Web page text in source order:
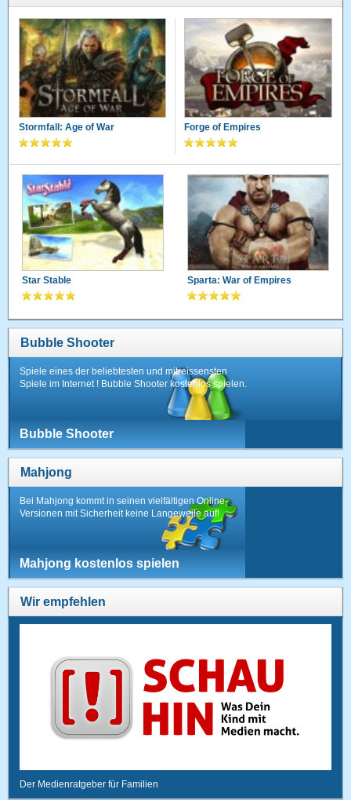
Stormfall: Age of War Forge of Empires
Star Stable Sparta: War of Empires
Bubble Shooter
Spiele eines der beliebtesten und mitreissensten
Spiele im Internet ! Bubble Shooter kostenlos spielen.
Bubble Shooter
Mahjong
Bei Mahjong kommt in seinen vielfältigen Online-
Versionen mit Sicherheit keine Langeweile auf!
Mahjong kostenlos spielen
Wir empfehlen
Der Medienratgeber für Familien